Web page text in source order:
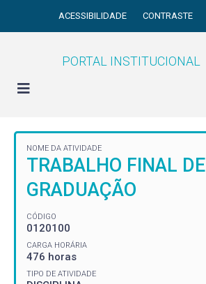
ACESSIBILIDADE CONTRASTE
PORTAL INSTITUCIONAL
NOME DA ATIVIDADE
TRABALHO FINAL DE
GRADUAÇÃO
CÓDIGO
0120100
CARGA HORÁRIA
476 horas
TIPO DE ATIVIDADE